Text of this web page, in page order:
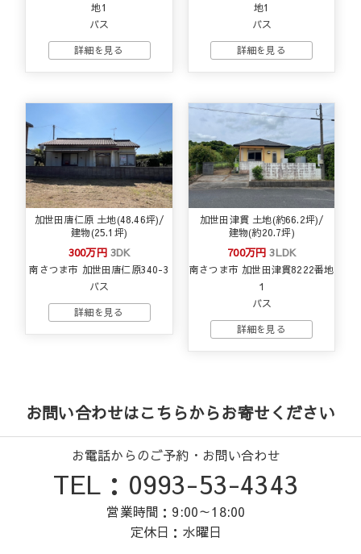
地1
バス
地1
バス
加世田唐仁原 土地(48.46坪)/
建物(25.1坪)
300万円 3DK
南さつま市 加世田唐仁原340-3
バス
加世田津貫 土地(約66.2坪)/
建物(約20.7坪)
700万円3LDK
南さつま市 加世田津貫8222番地
１
バス
お問い合わせはこちらからお寄せください
お電話からのご予約・お問い合わせ
TEL：0993-53-4343
営業時間：9:00～18:00
定休日：水曜日